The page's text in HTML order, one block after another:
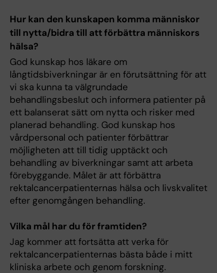
Hur kan den kunskapen komma människor
till nytta/bidra till att förbättra människors
hälsa?
God kunskap hos läkare om
långtidsbiverkningar är en förutsättning för att
vi ska kunna ta välgrundade
behandlingsbeslut och informera patienter på
ett balanserat sätt om nytta och risker med
planerad behandling. God kunskap hos
vårdpersonal och patienter förbättrar
möjligheten att till tidig upptäckt och
behandling av biverkningar samt att arbeta
förebyggande. Målet är att förbättra
rektalcancerpatienternas hälsa och livskvalitet
efter genomgången behandling.
Vilka mål har du för framtiden?
Jag kommer att fortsätta att verka för
rektalcancerpatienternas bästa både i mitt
kliniska arbete och genom forskning.